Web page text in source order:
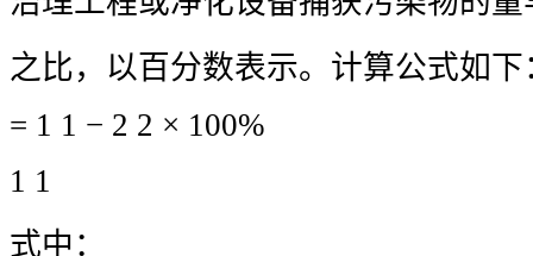
之比，以百分数表示。计算公式如下
= 1 1 − 2 2 × 100%
1 1
式中：